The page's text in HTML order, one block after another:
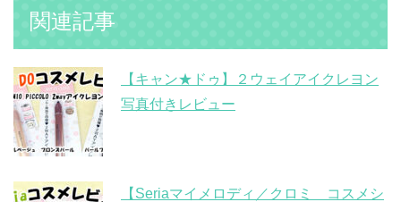
関連記事
【キャン★ドゥ】２ウェイアイクレヨン
写真付きレビュー
【Seriaマイメロディ／クロミ コスメシ